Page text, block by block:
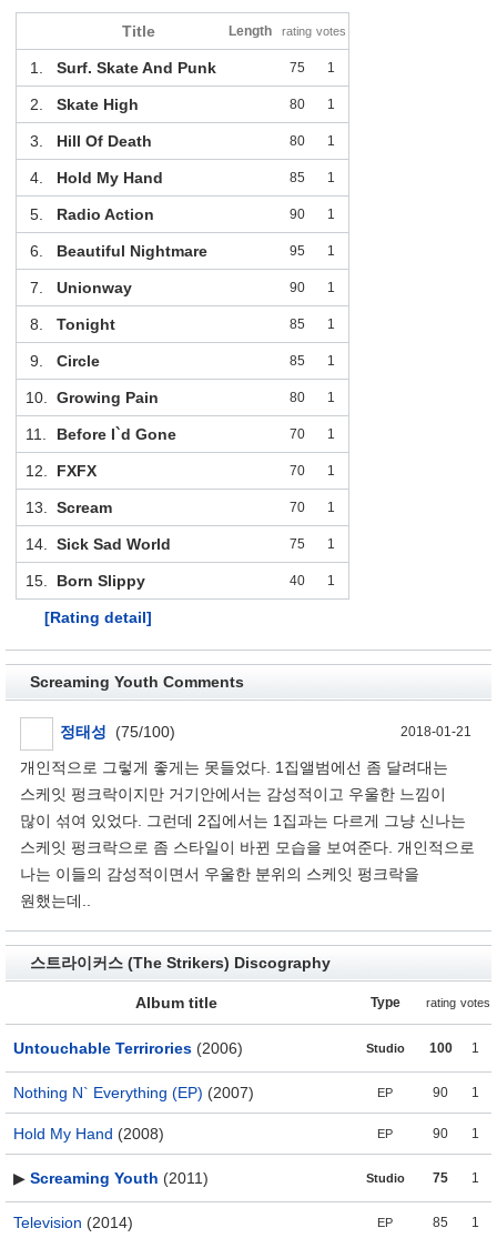
Title Length rating votes
1. Surf. Skate And Punk 75 1
2. Skate High 80 1
3. Hill Of Death 80 1
4. Hold My Hand 85 1
5. Radio Action 90 1
6. Beautiful Nightmare 95 1
7. Unionway 90 1
8. Tonight 85 1
9. Circle 85 1
10. Growing Pain 80 1
11. Before I`d Gone 70 1
12. FXFX 70 1
13. Scream 70 1
14. Sick Sad World 75 1
15. Born Slippy 40 1
[Rating detail]
Screaming Youth Comments
정태성 (75/100) 2018-01-21
개인적으로 그렇게 좋게는 못들었다. 1집앨범에선 좀 달려대는
스케잇 펑크락이지만 거기안에서는 감성적이고 우울한 느낌이
많이 섞여 있었다. 그런데 2집에서는 1집과는 다르게 그냥 신나는
스케잇 펑크락으로 좀 스타일이 바뀐 모습을 보여준다. 개인적으로
나는 이들의 감성적이면서 우울한 분위의 스케잇 펑크락을
원했는데..
스트라이커스 (The Strikers) Discography
Album title Type rating votes
Untouchable Terrirories (2006) Studio 100 1
Nothing N` Everything (EP) (2007) EP 90 1
Hold My Hand (2008) EP 90 1
▶ Screaming Youth (2011) Studio 75 1
Television (2014) EP 85 1